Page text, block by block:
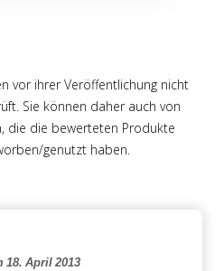
vor ihrer Veröffentlichung nicht
Sie können daher auch von
die die bewerteten Produkte
genutzt haben.
18. April 2013